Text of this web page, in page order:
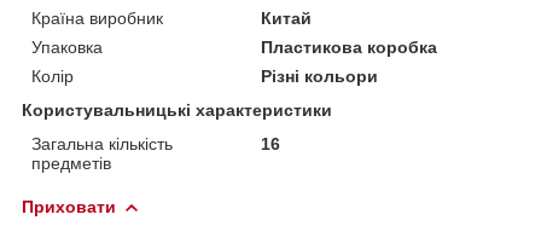
Країна виробник
Китай
Упаковка
Пластикова коробка
Колір
Різні кольори
Користувальницькі характеристики
Загальна кількість
предметів
16
Приховати